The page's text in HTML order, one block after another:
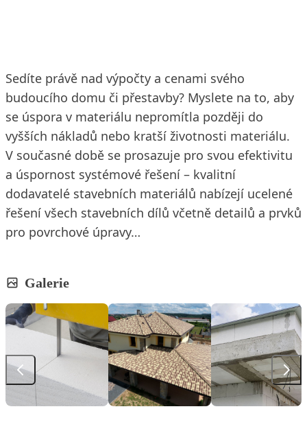
Sedíte právě nad výpočty a cenami svého
budoucího domu či přestavby? Myslete na to, aby
se úspora v materiálu nepromítla později do
vyšších nákladů nebo kratší životnosti materiálu.
V současné době se prosazuje pro svou efektivitu
a úspornost systémové řešení – kvalitní
dodavatelé stavebních materiálů nabízejí ucelené
řešení všech stavebních dílů včetně detailů a prvků
pro povrchové úpravy…
Galerie